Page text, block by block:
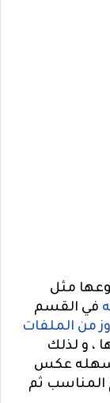
مثل
في القسم
من الملفات
، و لذلك
سهله عكس
المناسب ثم